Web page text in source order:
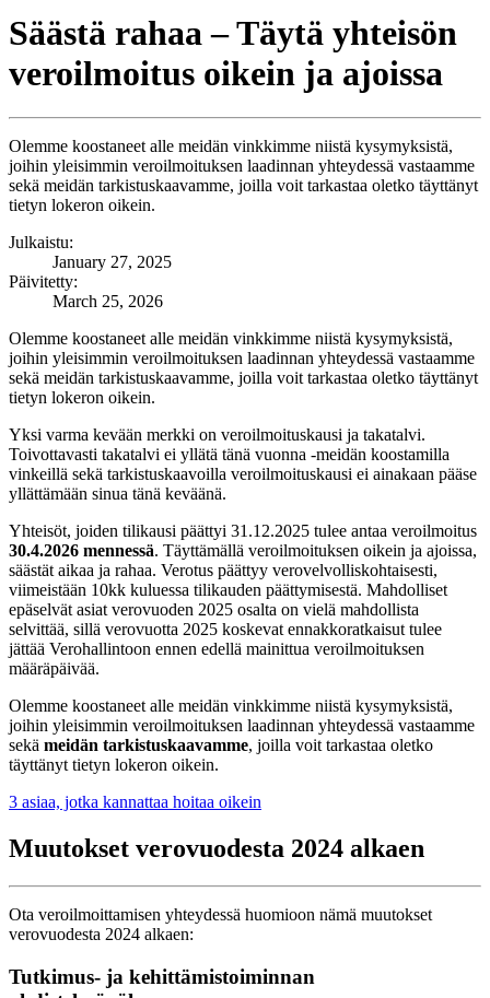
Säästä rahaa – Täytä yhteisön
veroilmoitus oikein ja ajoissa
Olemme koostaneet alle meidän vinkkimme niistä kysymyksistä,
joihin yleisimmin veroilmoituksen laadinnan yhteydessä vastaamme
sekä meidän tarkistuskaavamme, joilla voit tarkastaa oletko täyttänyt
tietyn lokeron oikein.
Julkaistu:
January 27, 2025
Päivitetty:
March 25, 2026
Olemme koostaneet alle meidän vinkkimme niistä kysymyksistä,
joihin yleisimmin veroilmoituksen laadinnan yhteydessä vastaamme
sekä meidän tarkistuskaavamme, joilla voit tarkastaa oletko täyttänyt
tietyn lokeron oikein.
Yksi varma kevään merkki on veroilmoituskausi ja takatalvi.
Toivottavasti takatalvi ei yllätä tänä vuonna -meidän koostamilla
vinkeillä sekä tarkistuskaavoilla veroilmoituskausi ei ainakaan pääse
yllättämään sinua tänä keväänä.
Yhteisöt, joiden tilikausi päättyi 31.12.2025 tulee antaa veroilmoitus
30.4.2026 mennessä. Täyttämällä veroilmoituksen oikein ja ajoissa,
säästät aikaa ja rahaa. Verotus päättyy verovelvolliskohtaisesti,
viimeistään 10kk kuluessa tilikauden päättymisestä. Mahdolliset
epäselvät asiat verovuoden 2025 osalta on vielä mahdollista
selvittää, sillä verovuotta 2025 koskevat ennakkoratkaisut tulee
jättää Verohallintoon ennen edellä mainittua veroilmoituksen
määräpäivää.
Olemme koostaneet alle meidän vinkkimme niistä kysymyksistä,
joihin yleisimmin veroilmoituksen laadinnan yhteydessä vastaamme
sekä meidän tarkistuskaavamme, joilla voit tarkastaa oletko
täyttänyt tietyn lokeron oikein.
3 asiaa, jotka kannattaa hoitaa oikein
Muutokset verovuodesta 2024 alkaen
Ota veroilmoittamisen yhteydessä huomioon nämä muutokset
verovuodesta 2024 alkaen:
Tutkimus- ja kehittämistoiminnan